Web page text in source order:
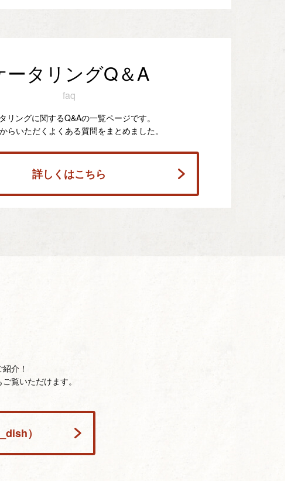
ータリングQ＆A
faq
リングに関するQ&Aの一覧ページです。
らいただくよくある質問をまとめました。
詳しくはこちら
介！
覧いただけます。
）